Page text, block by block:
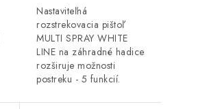
Nastaviteľná
rozstrekovacia pištoľ
MULTI SPRAY WHITE
LINE na záhradné hadice
rozširuje možnosti
postreku - 5 funkcií.